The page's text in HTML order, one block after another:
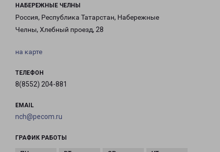
НАБЕРЕЖНЫЕ ЧЕЛНЫ
Россия, Республика Татарстан, Набережные
Челны, Хлебный проезд, 28
на карте
ТЕЛЕФОН
8(8552) 204-881
EMAIL
nch@pecom.ru
ГРАФИК РАБОТЫ